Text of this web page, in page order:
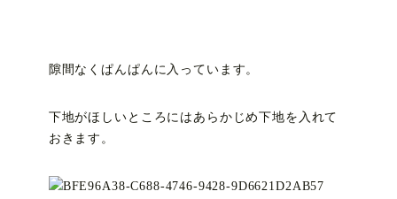
隙間なくぱんぱんに入っています。
下地がほしいところにはあらかじめ下地を入れて
おきます。